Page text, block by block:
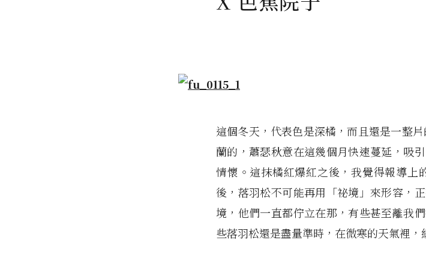
這個冬天，代表色是深橘，而且還是一整
蘭的，蕭瑟秋意在這幾個月快速蔓延，吸
情懷。這抹橘紅爆紅之後，我覺得報導上
後，落羽松不可能再用「祕境」來形容，
境，他們一直都佇立在那，有些甚至離我
些落羽松還是盡量準時，在微寒的天氣裡，